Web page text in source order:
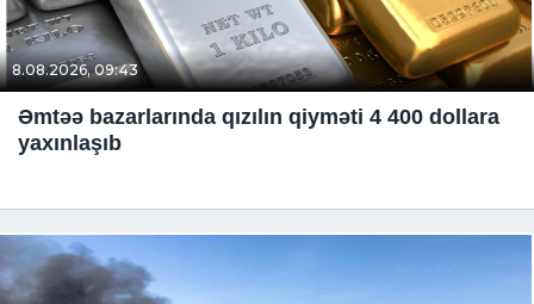
8.08.2026, 09:43
Əmtəə bazarlarında qızılın qiyməti 4 400 dollara
yaxınlaşıb